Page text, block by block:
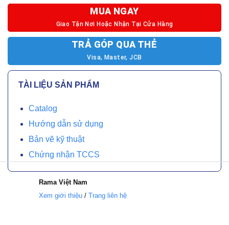
MUA NGAY
Giao Tận Nơi Hoặc Nhận Tại Cửa Hàng
TRẢ GÓP QUA THẺ
Visa, Master, JCB
TÀI LIỆU SẢN PHẨM
Catalog
Hướng dẫn sử dụng
Bản vẽ kỹ thuật
Chứng nhận TCCS
RamaViệt Nam
Xem giới thiệu/ Trang liên hệ